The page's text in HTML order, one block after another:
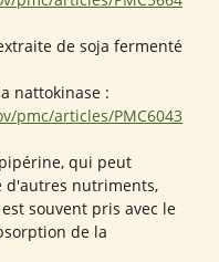
de soja fermenté
nattokinase :
pmc/articles/PMC6043
qui peut
nutriments,
souvent pris avec le
de la